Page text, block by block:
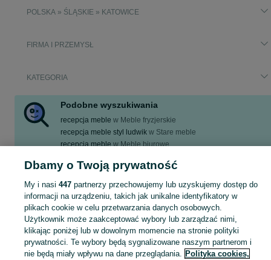
POLSKA » ŚLĄSKIE » KATOWICE
FIRMA I PRZEMYSŁ
KATEGORIA
Podobne wyszukiwania
recepcja meble w Meble fryzjerskie
recepcja meble styl ludwik w Stare meble
recepcja meble w Meble biurowe
recepcja meble
w Wyposażenie salonów
Zobacz Więcej
Aktualne ogłoszenia Katowice: recepcja meble ▶️ sprawdź oferty w kategorii Sprzęt i wyposażenie dla firm i kupuj taniej na OLX.pl! Zobacz
Mapa kategorii
Dbamy o Twoją prywatność
My i nasi 447partnerzy przechowujemy lub uzyskujemy dostęp do
informacji na urządzeniu, takich jak unikalne identyfikatory w
plikach cookie w celu przetwarzania danych osobowych.
Użytkownik może zaakceptować wybory lub zarządzać nimi,
klikając poniżej lub w dowolnym momencie na stronie polityki
prywatności. Te wybory będą sygnalizowane naszym partnerom i
nie będą miały wpływu na dane przeglądania. Polityka cookies,